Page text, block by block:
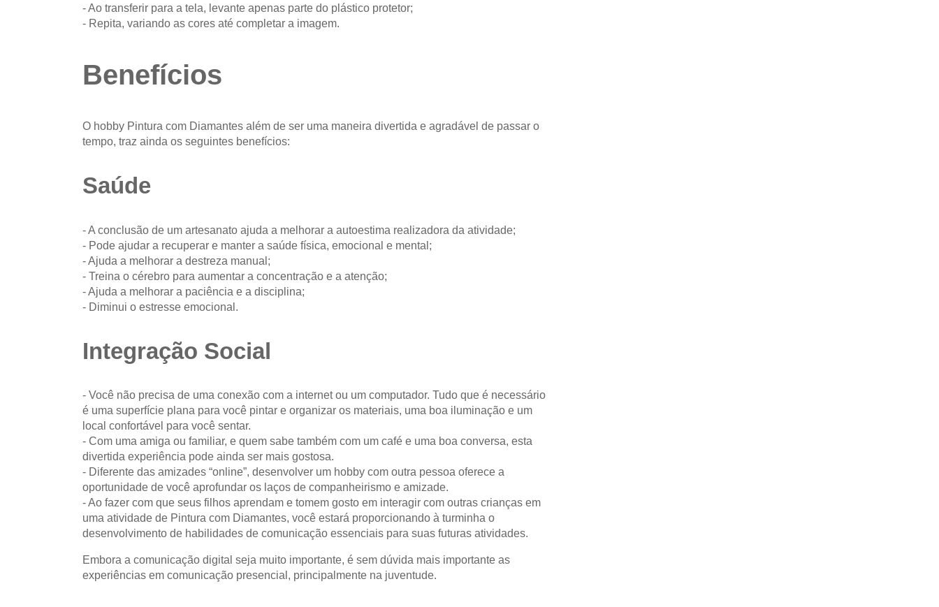
- Ao transferir para a tela, levante apenas parte do plástico protetor;
- Repita, variando as cores até completar a imagem.
Benefícios
O hobby Pintura com Diamantes além de ser uma maneira divertida e agradável de passar o
tempo, traz ainda os seguintes benefícios:
Saúde
- A conclusão de um artesanato ajuda a melhorar a autoestima realizadora da atividade;
- Pode ajudar a recuperar e manter a saúde física, emocional e mental;
- Ajuda a melhorar a destreza manual;
- Treina o cérebro para aumentar a concentração e a atenção;
- Ajuda a melhorar a paciência e a disciplina;
- Diminui o estresse emocional.
Integração Social
- Você não precisa de uma conexão com a internet ou um computador. Tudo que é necessário
é uma superfície plana para você pintar e organizar os materiais, uma boa iluminação e um
local confortável para você sentar.
- Com uma amiga ou familiar, e quem sabe também com um café e uma boa conversa, esta
divertida experiência pode ainda ser mais gostosa.
- Diferente das amizades “online”, desenvolver um hobby com outra pessoa oferece a
oportunidade de você aprofundar os laços de companheirismo e amizade.
- Ao fazer com que seus filhos aprendam e tomem gosto em interagir com outras crianças em
uma atividade de Pintura com Diamantes, você estará proporcionando à turminha o
desenvolvimento de habilidades de comunicação essenciais para suas futuras atividades.
Embora a comunicação digital seja muito importante, é sem dúvida mais importante as
experiências em comunicação presencial, principalmente na juventude.